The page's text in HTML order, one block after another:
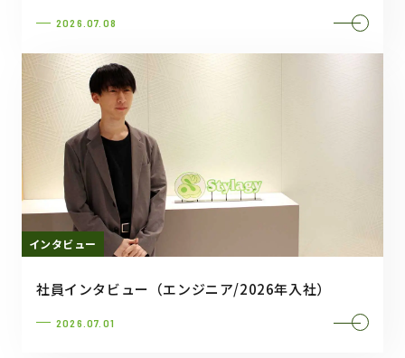
2026.07.08
インタビュー
社員インタビュー（エンジニア/2026年入社）
2026.07.01